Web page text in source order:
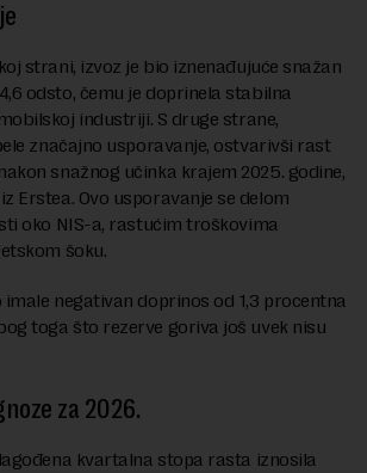
strani, izvoz je bio iznenađujuće snažan
odsto, čemu je doprinela stabilna
industriji. S druge strane,
značajno usporavanje, ostvarivši rast
snažnog učinka krajem 2025. godine,
Erstea. Ovo usporavanje se delom
oko NIS-a, rastućim troškovima
šoku.
imale negativan doprinos od 1,3 procentna
toga što rezerve goriva još uvek nisu
za 2026.
kvartalna stopa rasta iznosila